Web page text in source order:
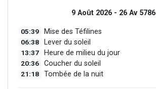
9 Août 2026 - 26 Av 5786
05:39 Mise des Téfilines
06:38 Lever du soleil
13:37 Heure de milieu du jour
20:36 Coucher du soleil
21:18 Tombée de la nuit